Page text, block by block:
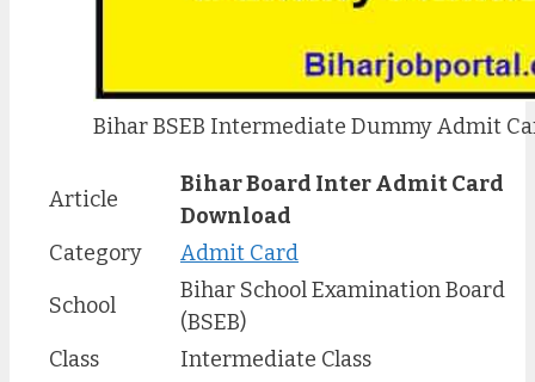
Bihar BSEB Intermediate Dummy Admit
Article
Bihar Board Inter Admit Card
Download
Category
Admit Card
School
Bihar School Examination Board
(BSEB)
Class
Intermediate Class